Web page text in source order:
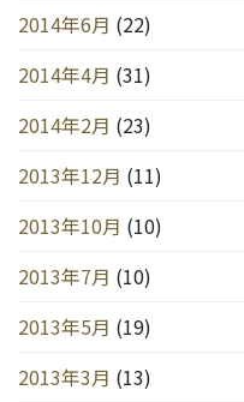
2014年6月 (22)
2014年4月 (31)
2014年2月 (23)
2013年12月 (11)
2013年10月 (10)
2013年7月 (10)
2013年5月 (19)
2013年3月 (13)